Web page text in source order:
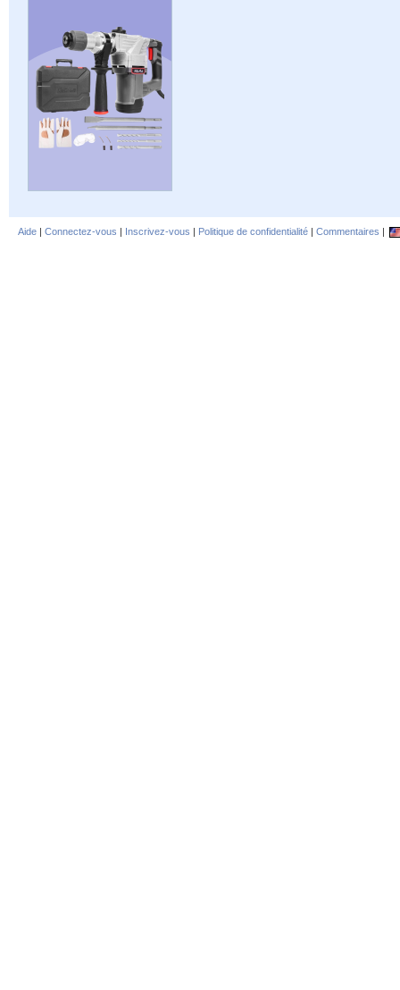
Aide | Connectez-vous | Inscrivez-vous | Politique de confidentialité | Commentaires |